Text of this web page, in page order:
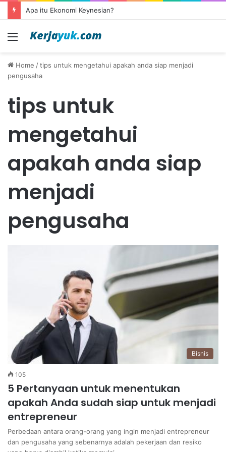
Apa itu Ekonomi Keynesian?
Menu
Home /tips untuk mengetahui apakah anda siap menjadi
pengusaha
tips untuk
mengetahui
apakah anda siap
menjadi
pengusaha
Bisnis
105
5 Pertanyaan untuk menentukan
apakah Anda sudah siap untuk menjadi
entrepreneur
Perbedaan antara orang-orang yang ingin menjadi entrepreneur
dan pengusaha yang sebenarnya adalah pekerjaan dan resiko